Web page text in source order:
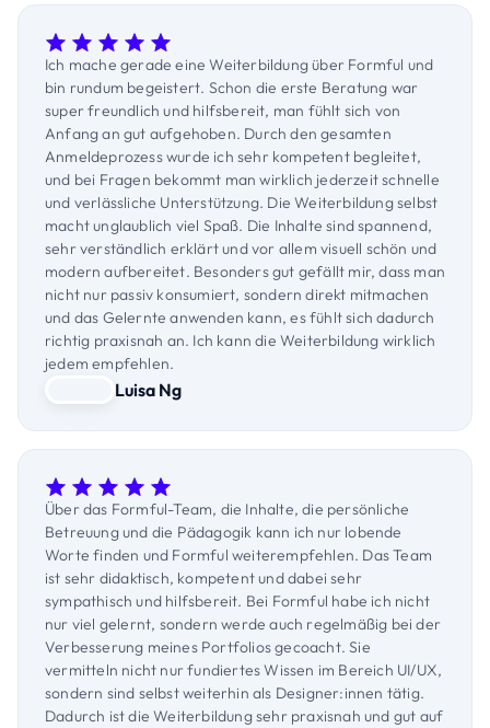
Tools
Key Learnings
Usability-Testing planen
KI-gestützt Usability-Tests auswerten
Tools
Ich mache gerade eine Weiterbildung über Formful und
bin rundum begeistert. Schon die erste Beratung war
super freundlich und hilfsbereit, man fühlt sich von
Anfang an gut aufgehoben. Durch den gesamten
Anmeldeprozess wurde ich sehr kompetent begleitet,
und bei Fragen bekommt man wirklich jederzeit schnelle
und verlässliche Unterstützung. Die Weiterbildung selbst
macht unglaublich viel Spaß. Die Inhalte sind spannend,
sehr verständlich erklärt und vor allem visuell schön und
modern aufbereitet. Besonders gut gefällt mir, dass man
nicht nur passiv konsumiert, sondern direkt mitmachen
und das Gelernte anwenden kann, es fühlt sich dadurch
richtig praxisnah an. Ich kann die Weiterbildung wirklich
jedem empfehlen.
Luisa Ng
Über das Formful-Team, die Inhalte, die persönliche
Betreuung und die Pädagogik kann ich nur lobende
Worte finden und Formful weiterempfehlen. Das Team
ist sehr didaktisch, kompetent und dabei sehr
sympathisch und hilfsbereit. Bei Formful habe ich nicht
nur viel gelernt, sondern werde auch regelmäßig bei der
Verbesserung meines Portfolios gecoacht. Sie
vermitteln nicht nur fundiertes Wissen im Bereich UI/UX,
sondern sind selbst weiterhin als Designer:innen tätig.
Dadurch ist die Weiterbildung sehr praxisnah und gut auf